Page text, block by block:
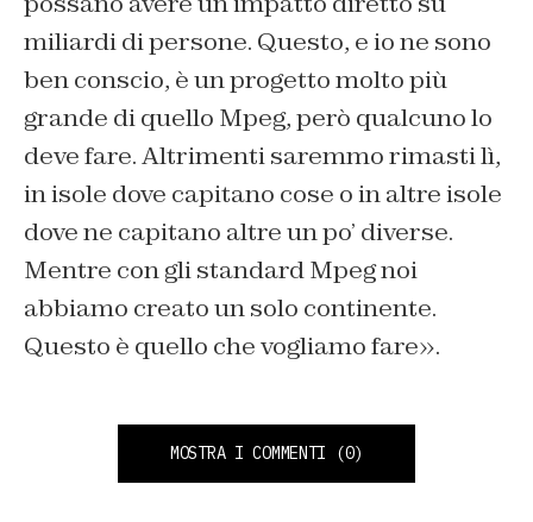
miliardi di persone. Questo, e io ne sono
ben conscio, è un progetto molto più
grande di quello Mpeg, però qualcuno lo
deve fare. Altrimenti saremmo rimasti lì,
in isole dove capitano cose o in altre isole
dove ne capitano altre un po’ diverse.
Mentre con gli standard Mpeg noi
abbiamo creato un solo continente.
Questo è quello che vogliamo fare».
MOSTRA I COMMENTI (0)